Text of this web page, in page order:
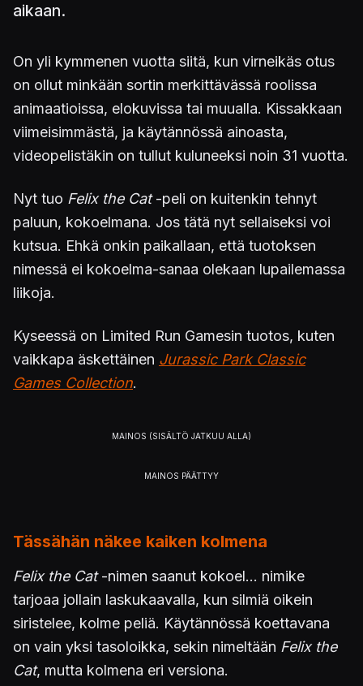
aikaan.
On yli kymmenen vuotta siitä, kun virneikäs otus
on ollut minkään sortin merkittävässä roolissa
animaatioissa, elokuvissa tai muualla. Kissakkaan
viimeisimmästä, ja käytännössä ainoasta,
videopelistäkin on tullut kuluneeksi noin 31 vuotta.
Nyt tuo Felix the Cat-peli on kuitenkin tehnyt
paluun, kokoelmana. Jos tätä nyt sellaiseksi voi
kutsua. Ehkä onkin paikallaan, että tuotoksen
nimessä ei kokoelma-sanaa olekaan lupailemassa
liikoja.
Kyseessä on Limited Run Gamesin tuotos, kuten
vaikkapa äskettäinen Jurassic Park Classic
Games Collection.
Tässähän näkee kaiken kolmena
Felix the Cat-nimen saanut kokoel... nimike
tarjoaa jollain laskukaavalla, kun silmiä oikein
siristelee, kolme peliä. Käytännössä koettavana
on vain yksi tasoloikka, sekin nimeltään Felix the
Cat, mutta kolmena eri versiona.